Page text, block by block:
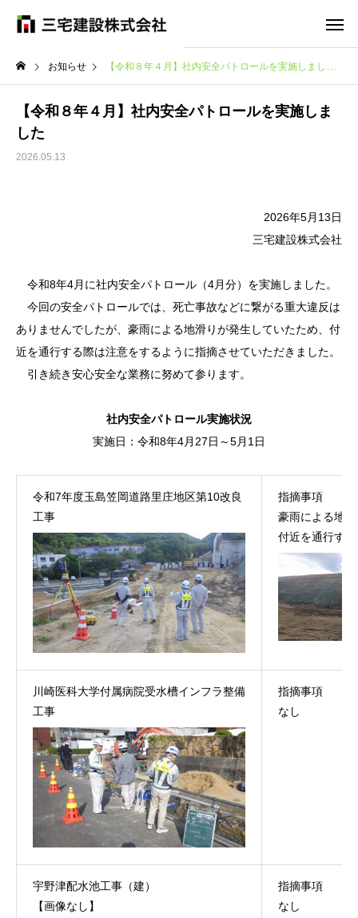
お知らせ 【令和８年４月】社内安全パトロールを実施しました
【令和８年４月】社内安全パトロールを実施しま
した
2026.05.13
2026年5月13日
三宅建設株式会社
令和8年4月に社内安全パトロール（4月分）を実施しました。
今回の安全パトロールでは、死亡事故などに繋がる重大違反は
ありませんでしたが、豪雨による地滑りが発生していたため、付
近を通行する際は注意をするように指摘させていただきました。
引き続き安心安全な業務に努めて参ります。
社内安全パトロール実施状況
実施日：令和8年4月27日～5月1日
令和7年度玉島笠岡道路里庄地区第10改良
工事
指摘事項
豪雨による地
付近を通行す
川崎医科大学付属病院受水槽インフラ整備
工事
指摘事項
なし
宇野津配水池工事（建）
【画像なし】
指摘事項
なし